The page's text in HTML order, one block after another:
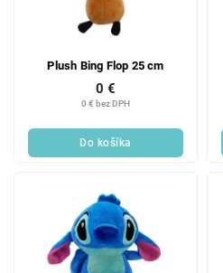
Plush Bing Flop 25 cm
0 € bez DPH
0 €
Do košíka